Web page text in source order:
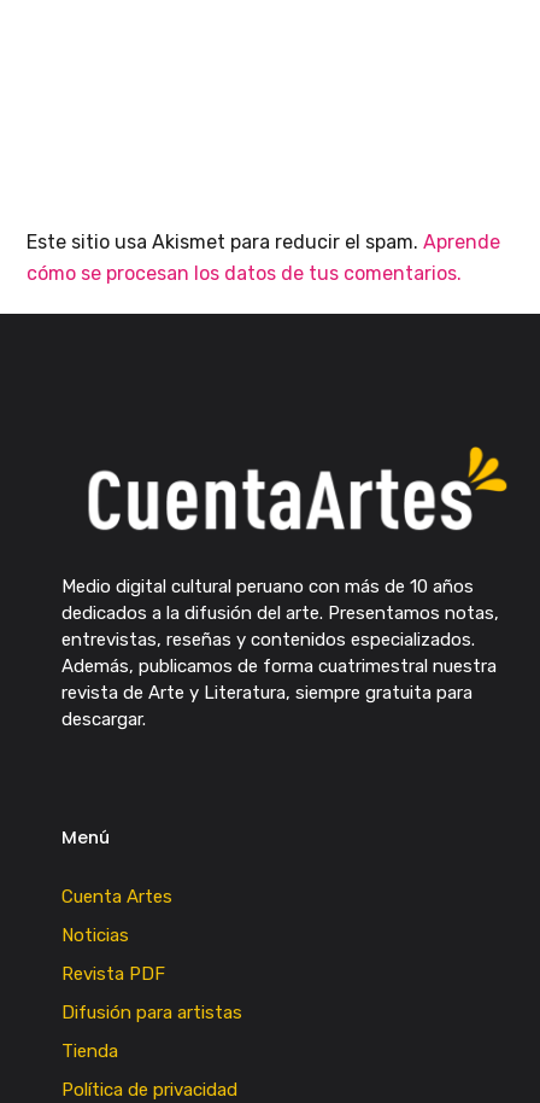
Este sitio usa Akismet para reducir el spam.Aprende
cómo se procesan los datos de tus comentarios.
Medio digital cultural peruano con más de 10 años
dedicados a la difusión del arte. Presentamos notas,
entrevistas, reseñas y contenidos especializados.
Además, publicamos de forma cuatrimestral nuestra
revista de Arte y Literatura, siempre gratuita para
descargar.
Menú
Cuenta Artes
Noticias
Revista PDF
Difusión para artistas
Tienda
Política de privacidad